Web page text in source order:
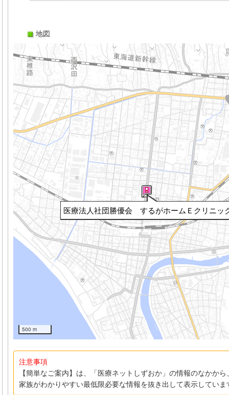
地図
医療法人社団勝優会 するがホームＥクリニッ
500 m
注意事項
【簡単なご案内】は、「医療ネットしずおか」の情報のなかか
家族がわかりやすい最低限必要な情報を抜き出して表示していま